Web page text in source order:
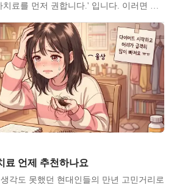
료를 먼저 권합니다.' 입니다. 이러면 많
. 어제도 이런 케이스가 있었어서 관련하
료 언제 추천하나요
각도 못했던 현대인들의 만년 고민거리로